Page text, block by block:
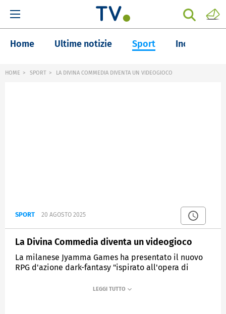
Home Ultime notizie Sport Inchieste
HOME SPORT LA DIVINA COMMEDIA DIVENTA UN VIDEOGIOCO
SPORT 20 AGOSTO 2025
La Divina Commedia diventa un videogioco
La milanese Jyamma Games ha presentato il nuovo
RPG d'azione dark-fantasy "ispirato all'opera di